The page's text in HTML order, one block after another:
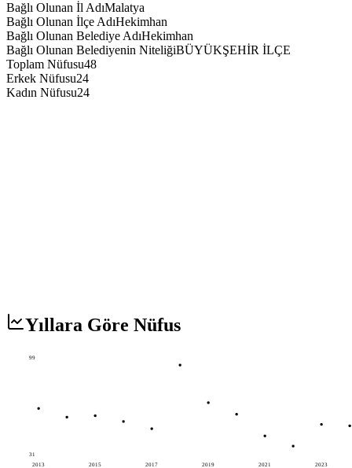
Bağlı Olunan İl AdıMalatya
Bağlı Olunan İlçe AdıHekimhan
Bağlı Olunan Belediye AdıHekimhan
Bağlı Olunan Belediyenin NiteliğiBÜYÜKŞEHİR İLÇE
Toplam Nüfusu48
Erkek Nüfusu24
Kadın Nüfusu24
Yıllara Göre Nüfus
2013 2015 2017 2019 2021 2023
99
31